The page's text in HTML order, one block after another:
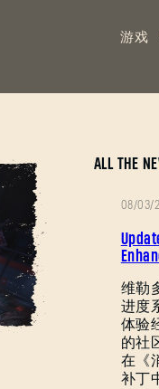
游戏
ALL THE
丁
08/03/
维勒
进度
体验
的社
在《
补丁